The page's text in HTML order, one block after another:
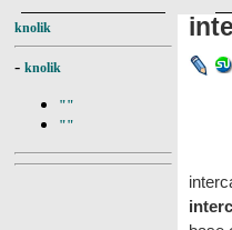
knolik
- knolik
""
""